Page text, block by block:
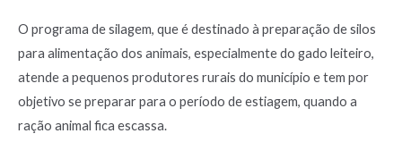
O programa de silagem, que é destinado à preparação de silos
para alimentação dos animais, especialmente do gado leiteiro,
atende a pequenos produtores rurais do município e tem por
objetivo se preparar para o período de estiagem, quando a
ração animal fica escassa.